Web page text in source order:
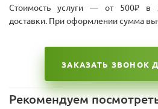
Стоимость услуги — от 500₽ в
доставки. При оформлении сумма
ЗАКАЗАТЬ ЗВОНОК
Рекомендуем